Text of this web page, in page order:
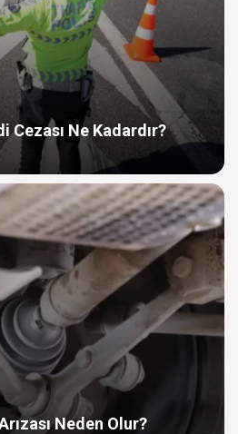
Cezası Ne Kadardır?
Neden Olur?